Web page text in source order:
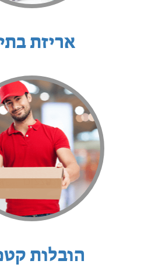
אריזת
הובלות